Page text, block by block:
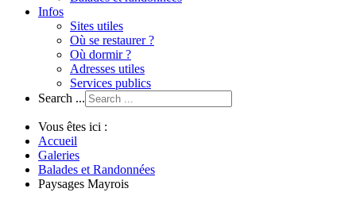
Infos
Sites utiles
Où se restaurer ?
Où dormir ?
Adresses utiles
Services publics
Search ...
Vous êtes ici :
Accueil
Galeries
Balades et Randonnées
Paysages Mayrois